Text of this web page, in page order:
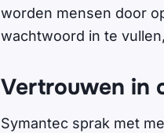
worden mensen door
wachtwoord in te
Vertrouwen in
Symantec sprak met